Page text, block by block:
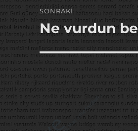
SONRAKI
Sonraki
yazı:
Ne vurdun be